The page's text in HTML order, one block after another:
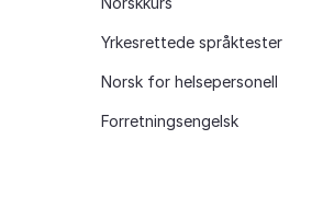
Yrkesrettede språktester
Norsk for helsepersonell
Forretningsengelsk